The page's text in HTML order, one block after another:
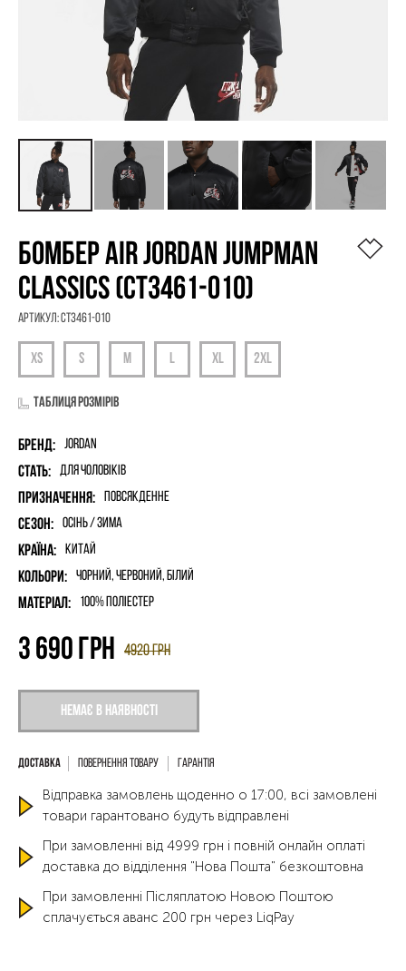
БОМБЕР AIR JORDAN JUMPMAN
CLASSICS (CT3461-010)
Артикул:CT3461-010
Таблиця розмірів
Бренд: Jordan
Стать: для чоловіків
Призначення: Повсякденне
Сезон: Осінь / Зима
Країна: Китай
Кольори: Чорний, Червоний, Білий
Матеріал: 100% поліестер
Немає в наявності
4920грн
3 690 грн
Повернення товару Гарантія
Відправка замовлень щоденно о 17:00, всі замовлені
товари гарантовано будуть відправлені
При замовленні від 4999 грн і повній онлайн оплаті
доставка до відділення "Нова Пошта" безкоштовна
При замовленні Післяплатою Новою Поштою
сплачується аванс 200 грн через LiqPay